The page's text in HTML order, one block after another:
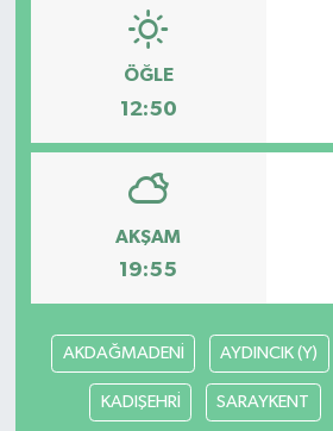
ÖĞLE
12:50
AKŞAM
19:55
AKDAĞMADENİ AYDINCIK (Y)
KADIŞEHRİ SARAYKENT